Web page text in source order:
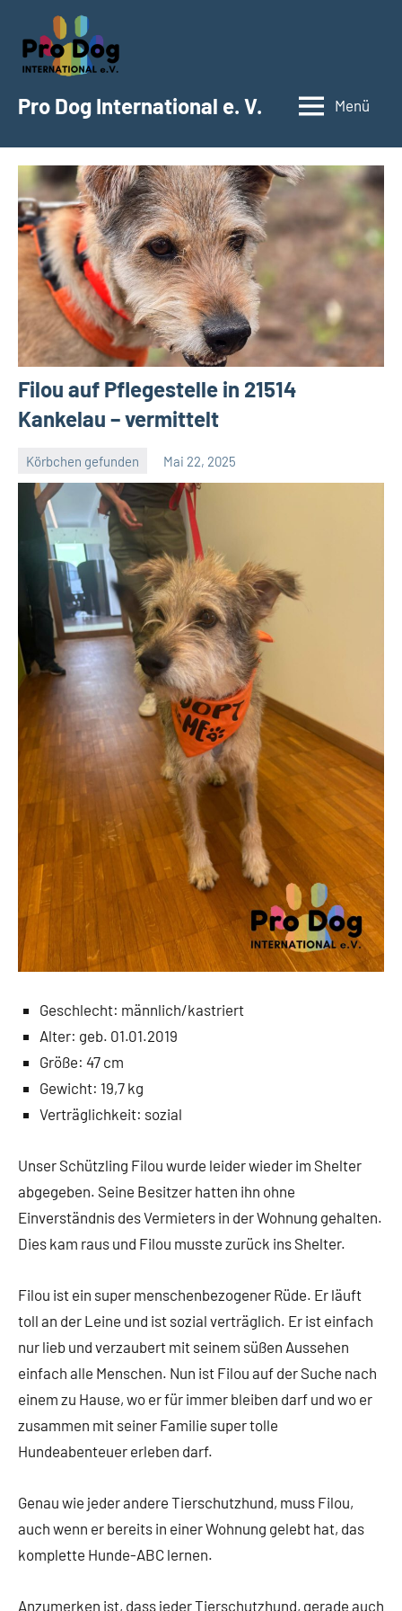
Inhalt
springen
Pro Dog International e. V. Menü
Filou auf Pflegestelle in 21514
Kankelau – vermittelt
Körbchen gefunden Mai 22, 2025
Geschlecht: männlich/kastriert
Alter: geb. 01.01.2019
Größe: 47 cm
Gewicht: 19,7 kg
Verträglichkeit: sozial
Unser Schützling Filou wurde leider wieder im Shelter
abgegeben. Seine Besitzer hatten ihn ohne
Einverständnis des Vermieters in der Wohnung gehalten.
Dies kam raus und Filou musste zurück ins Shelter.
Filou ist ein super menschenbezogener Rüde. Er läuft
toll an der Leine und ist sozial verträglich. Er ist einfach
nur lieb und verzaubert mit seinem süßen Aussehen
einfach alle Menschen. Nun ist Filou auf der Suche nach
einem zu Hause, wo er für immer bleiben darf und wo er
zusammen mit seiner Familie super tolle
Hundeabenteuer erleben darf.
Genau wie jeder andere Tierschutzhund, muss Filou,
auch wenn er bereits in einer Wohnung gelebt hat, das
komplette Hunde-ABC lernen.
Anzumerken ist, dass jeder Tierschutzhund, gerade auch